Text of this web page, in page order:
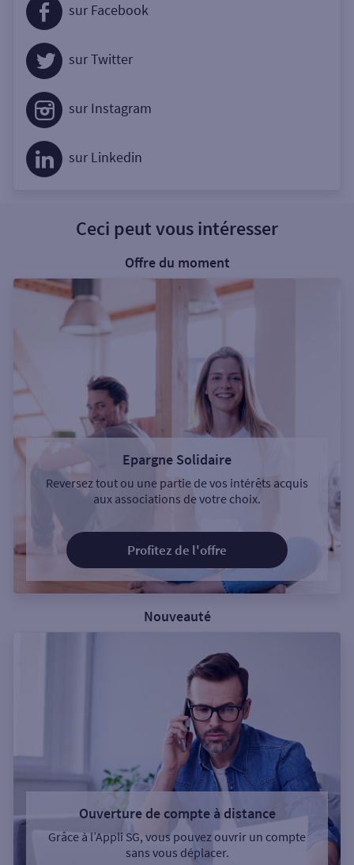
sur Facebook
sur Twitter
sur Instagram
sur Linkedin
Ceci peut vous intéresser
Offre du moment
Epargne Solidaire
Reversez tout ou une partie de vos intérêts acquis
aux associations de votre choix.
Profitez de l'offre
Nouveauté
Ouverture de compte à distance
Grâce à l’Appli SG, vous pouvez ouvrir un compte
sans vous déplacer.